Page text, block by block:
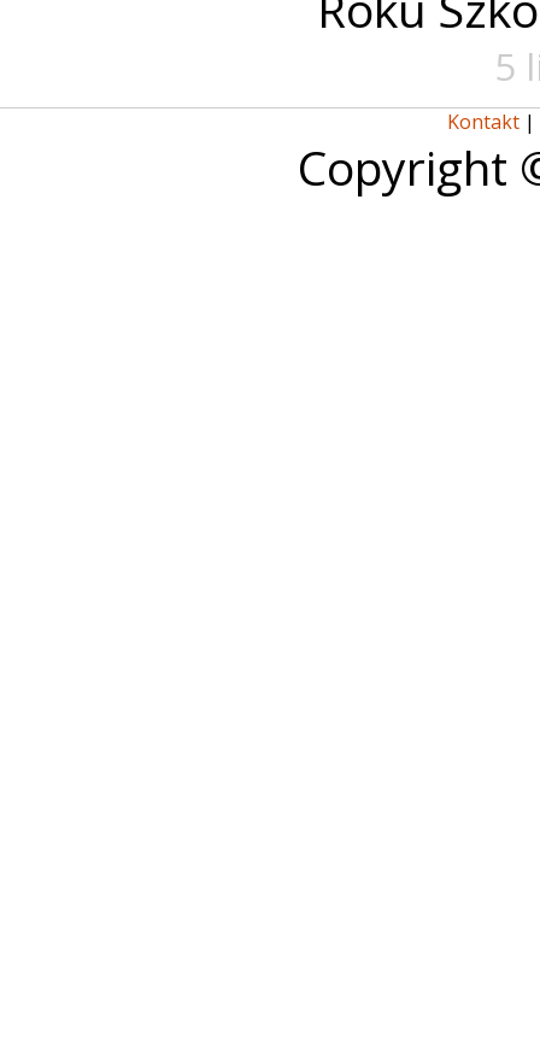
5
Kontakt |
Copyright